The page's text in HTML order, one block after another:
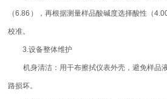
（6.86），再根据测量样品酸碱度选择酸性（
校准。
3.设备整体维护
机身清洁：用干布擦拭仪表外壳，避免样品
路损坏。